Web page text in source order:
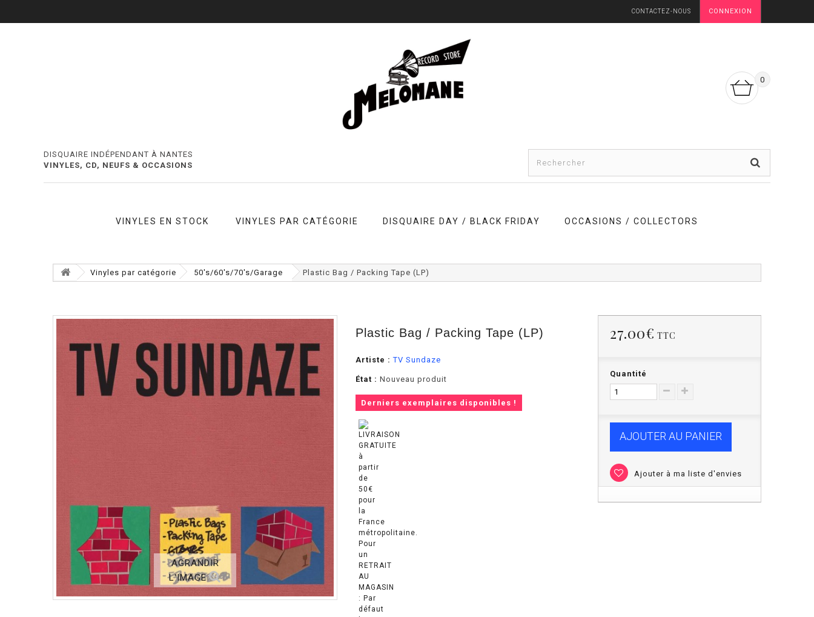
CONNEXION
CONTACTEZ-NOUS
0
DISQUAIRE INDÉPENDANT À NANTES
VINYLES, CD, NEUFS & OCCASIONS
VINYLES EN STOCK VINYLES PAR CATÉGORIE DISQUAIRE DAY / BLACK FRIDAY OCCASIONS / COLLECTORS
Vinyles par catégorie 50's/60's/70's/Garage Plastic Bag / Packing Tape (LP)
AGRANDIR
L'IMAGE
Plastic Bag / Packing Tape (LP)
Artiste : TV Sundaze
État : Nouveau produit
Derniers exemplaires disponibles !
27.00€ TTC
Quantité
AJOUTER AU PANIER
Ajouter à ma liste d'envies